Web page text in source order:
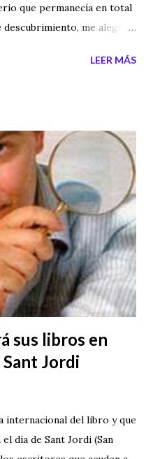
que permanecía en total
me alegro
del mundo. Os
LEER MÁS
sus libros en
Jordi
internacional del libro y que
día de Sant Jordi (San